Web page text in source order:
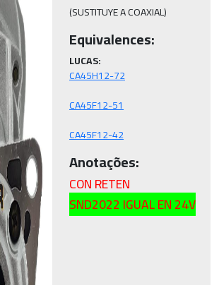
Medidas
(SUSTITUYE A COAXIAL)
Equivalences:
LUCAS:
CA45F12-42
Anotações:
CON RETEN
SND2022 IGUAL EN 24V